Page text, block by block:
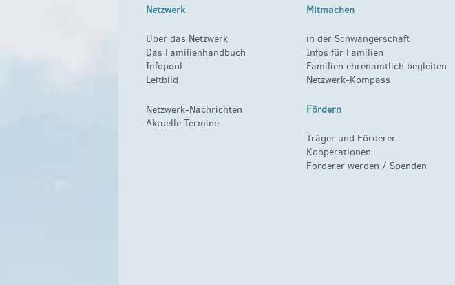
Netzwerk
Über das Netzwerk
Das Familienhandbuch
Infopool
Leitbild
Netzwerk-Nachrichten
Aktuelle Termine
Mitmachen
in der Schwangerschaft
Infos für Familien
Familien ehrenamtlich begleiten
Netzwerk-Kompass
Fördern
Träger und Förderer
Kooperationen
Förderer werden / Spenden